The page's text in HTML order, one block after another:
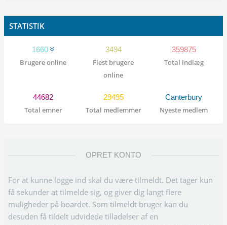
STATISTIK
1660
Brugere online
3494
Flest brugere
online
359875
Total indlæg
44682
Total emner
29495
Total medlemmer
Canterbury
Nyeste medlem
OPRET KONTO
For at kunne logge ind skal du være tilmeldt. Det tager kun
få sekunder at tilmelde sig, og giver dig langt flere
muligheder på boardet. Som tilmeldt bruger kan du
desuden få tildelt udvidede tilladelser af en